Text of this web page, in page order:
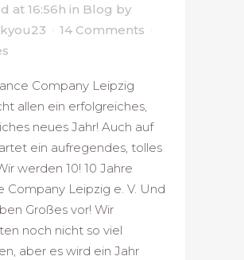
at 16:56h in Blog by
14 Comments
Company Leipzig
allen ein erfolgreiches,
neues Jahr! Auch auf
ein aufregendes, tolles
werden 10! 10 Jahre
Company Leipzig e. V. Und
Großes vor! Wir
noch nicht so viel
aber es wird ein Jahr